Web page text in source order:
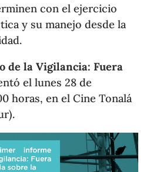
con el ejercicio
y su manejo desde la
de la Vigilancia: Fuera
el lunes 28 de
horas, en el Cine Tonalá